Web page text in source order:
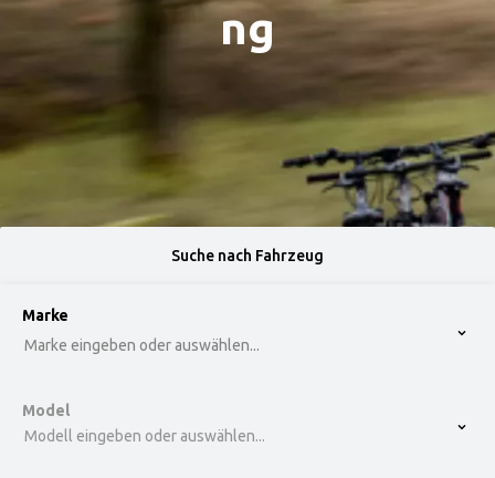
ng
Suche nach Fahrzeug
option , selected.
Marke
Marke eingeben oder auswählen...
Model
Modell eingeben oder auswählen...